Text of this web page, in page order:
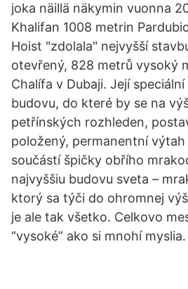
joka näillä näkymin vuonna
Khalifan 1008 metrin
Hoist "zdolala" nejvyšší
otevřený, 828 metrů vysoký
Chalífa v Dubaji. Její
budovu, do které by se na
petřínských rozhleden,
položený, permanentní
součástí špičky obřího
najvyššiu budovu sveta –
ktorý sa týči do ohromnej
je ale tak všetko. Celkovo
“vysoké” ako si mnohí myslia.